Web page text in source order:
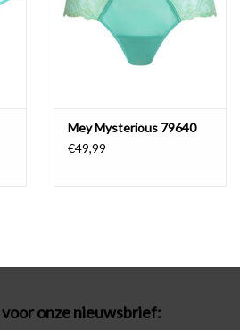
Mey Mysterious 79640
€49,99
voor onze nieuwsbrief: